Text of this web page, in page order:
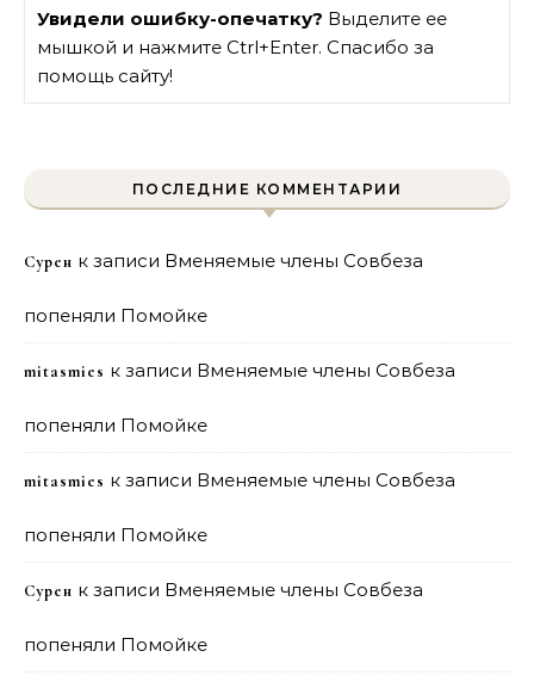
Увидели ошибку-опечатку? Выделите ее
мышкой и нажмите Ctrl+Enter. Спасибо за
помощь сайту!
ПОСЛЕДНИЕ КОММЕНТАРИИ
Сурен к записи Вменяемые члены Совбеза
попеняли Помойке
mitasmies к записи Вменяемые члены Совбеза
попеняли Помойке
mitasmies к записи Вменяемые члены Совбеза
попеняли Помойке
Сурен к записи Вменяемые члены Совбеза
попеняли Помойке